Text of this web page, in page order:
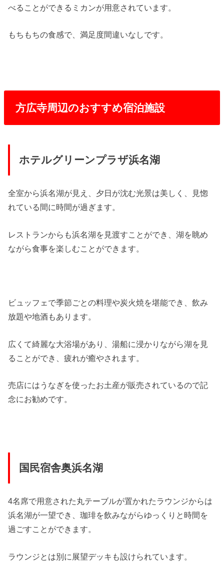
べることができるミカンが用意されています。
もちもちの食感で、満足度間違いなしです。
方広寺周辺のおすすめ宿泊施設
ホテルグリーンプラザ浜名湖
全室から浜名湖が見え、夕日が沈む光景は美しく、見惚
れている間に時間が過ぎます。
レストランからも浜名湖を見渡すことができ、湖を眺め
ながら食事を楽しむことができます。
ビュッフェで季節ごとの料理や炭火焼を堪能でき、飲み
放題や地酒もあります。
広くて綺麗な大浴場があり、湯船に浸かりながら湖を見
ることができ、疲れが癒やされます。
売店にはうなぎを使ったお土産が販売されているので記
念にお勧めです。
国民宿舎奥浜名湖
4名席で用意された丸テーブルが置かれたラウンジからは
浜名湖が一望でき、珈琲を飲みながらゆっくりと時間を
過ごすことができます。
ラウンジとは別に展望デッキも設けられています。